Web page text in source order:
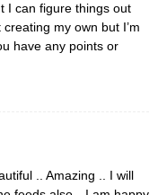
I can figure things out
my own but I’m
have any points or
.. Amazing .. I will